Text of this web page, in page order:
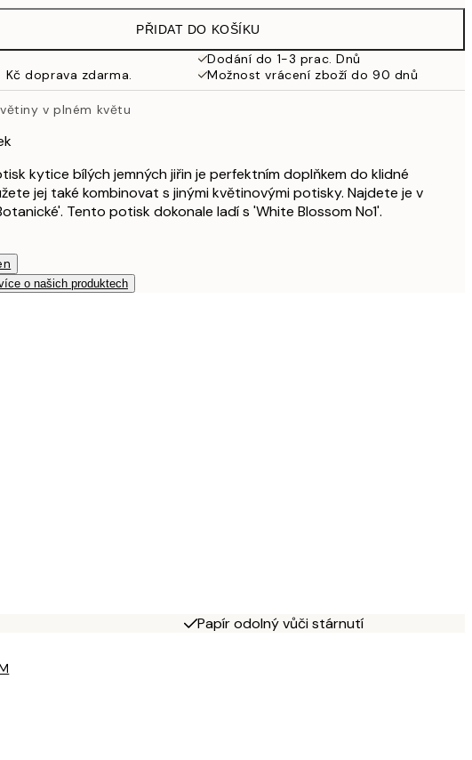
499 Kč
925 Kč
PŘIDAT DO KOŠÍKU
Dodání do 1-3 prac. Dnů
Kč doprava zdarma.
Možnost vrácení zboží do 90 dnů
v plném květu
kytice bílých jemných jiřin je perfektním doplňkem do klidné
jej také kombinovat s jinými květinovými potisky. Najdete je v
Tento potisk dokonale ladí s 'White Blossom No1'.
o našich produktech
Papír odolný vůči stárnutí